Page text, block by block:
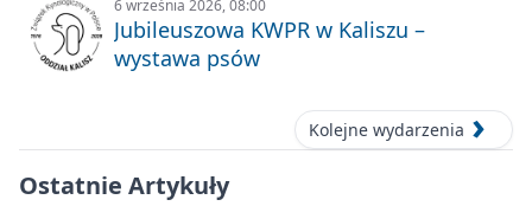
6 września 2026, 08:00
Jubileuszowa KWPR w Kaliszu –
wystawa psów
Kolejne wydarzenia
Ostatnie Artykuły